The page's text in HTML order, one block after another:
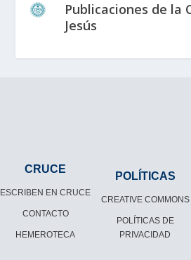
Publicaciones de la
Jesús
CRUCE
ESCRIBEN EN CRUCE
CONTACTO
HEMEROTECA
POLÍTICAS
CREATIVE COMMONS
POLÍTICAS DE
PRIVACIDAD